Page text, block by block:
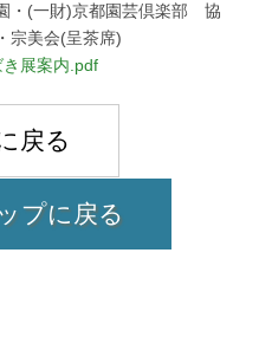
・(一財)京都園芸倶楽部 協
宗美会(呈茶席)
展案内.pdf
戻る
プに戻る